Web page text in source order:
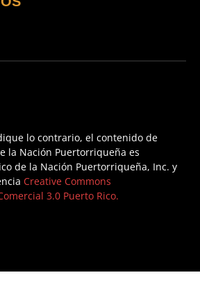
lo contrario, el contenido de
la Nación Puertorriqueña es
de la Nación Puertorriqueña, Inc. y
Creative Commons
3.0 Puerto Rico.